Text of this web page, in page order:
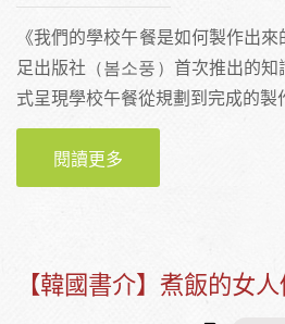
《我們的學校午餐是如何製作出
足出版社（봄소풍）首次推出的
式呈現學校午餐從規劃到完成的製
閱讀更多
出來的？（暫譯）
【韓國書介】煮飯的女人